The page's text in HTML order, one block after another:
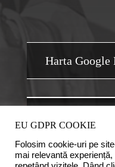
Harta
EU GDPR COOKIE
Folosim cookie-uri pe
mai relevantă